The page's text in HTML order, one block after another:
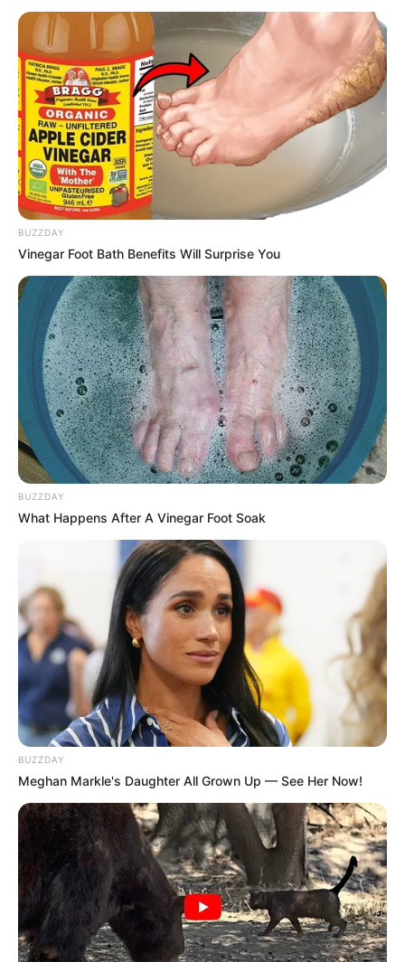
fazer e o resultado vai causar inveja boa nas
amigas. Aprenda agora mesmo e faça o seu.
Material necessário
Garrafa pet limpa;
Tesoura;
Furador;
Alicates;
Corrente para bijuteria (escolha uma bem
legal, pois essa será a base do nosso colar);
Elos (serão usados para unir as peças em PET
com a corrente de metal).
Como fazer o colar com garrafa PET
1 – Recorte a garrafa PET em pequenos pedaços,
de formas variadas.
2 – Depois de recortados, com o auxílio do
furador faça vários furos na peça.
BUZZDAY
Vinegar Foot Bath Benefits Will Surprise You
BUZZDAY
What Happens After A Vinegar Foot Soak
BUZZDAY
Meghan Markle's Daughter All Grown Up — See Her Now!